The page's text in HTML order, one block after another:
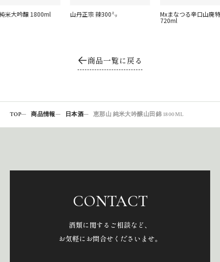
米大吟醸 1800ml 山丹正宗 辣300㍉ Mxまなつる辛口山廃
720ml
商品一覧に戻る
TOP 商品情報 日本酒 恵那山 純米大吟醸山田錦 1800ML
CONTACT
酒類に関するご相談など、
お気軽にお問合せくださいませ。